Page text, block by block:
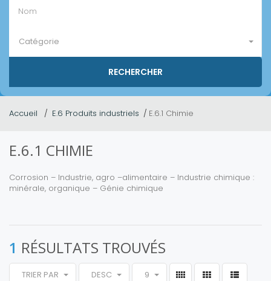
Catégorie
Accueil E.6 Produits industriels E.6.1 Chimie
E.6.1 CHIMIE
Corrosion – Industrie, agro –alimentaire – Industrie chimique :
minérale, organique – Génie chimique
1 RÉSULTATS TROUVÉS
TRIER PAR DESC 9